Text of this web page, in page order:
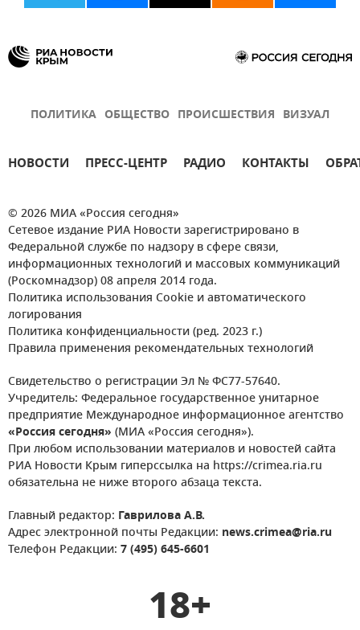
ПОЛИТИКА ОБЩЕСТВО ПРОИСШЕСТВИЯ ВИЗУАЛ
НОВОСТИ ПРЕСС-ЦЕНТР РАДИО КОНТАКТЫ
© 2026 МИА «Россия сегодня»
Сетевое издание РИА Новости зарегистрировано в
Федеральной службе по надзору в сфере связи,
информационных технологий и массовых коммуникаций
(Роскомнадзор) 08 апреля 2014 года.
Политика использования Cookie и автоматического
логирования
Политика конфиденциальности (ред. 2023 г.)
Правила применения рекомендательных технологий
Свидетельство о регистрации Эл № ФС77-57640.
Учредитель: Федеральное государственное унитарное
предприятие Международное информационное агентство
«Россия сегодня» (МИА «Россия сегодня»).
При любом использовании материалов и новостей сайта
РИА Новости Крым гиперссылка на https://crimea.ria.ru
обязательна не ниже второго абзаца текста.
Главный редактор: Гаврилова А.В.
Адрес электронной почты Редакции: news.crimea@ria.ru
Телефон Редакции: 7 (495) 645-6601
18+